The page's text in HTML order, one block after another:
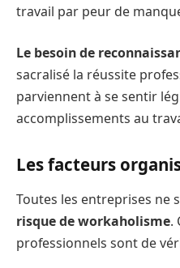
travail par peur de
Le besoin de
sacralisé la réussite
parviennent à se sentir
accomplissements au
Les facteurs
Toutes les entreprises ne
risque de workaholisme.
professionnels sont de